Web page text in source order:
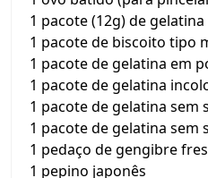
1 pacote (12g) de
1 pacote de biscoito tipo
1 pacote de gelatina em
1 pacote de gelatina
1 pacote de gelatina sem
1 pacote de gelatina sem
1 pedaço de gengibre
1 pepino japonês